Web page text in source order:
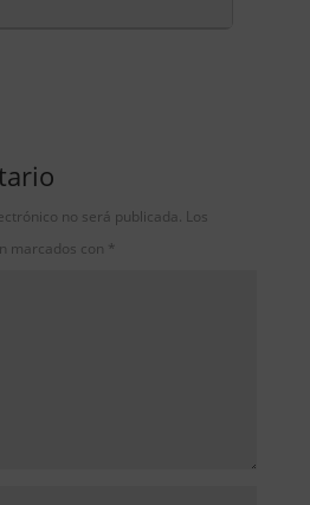
no será publicada. Los
marcados con *